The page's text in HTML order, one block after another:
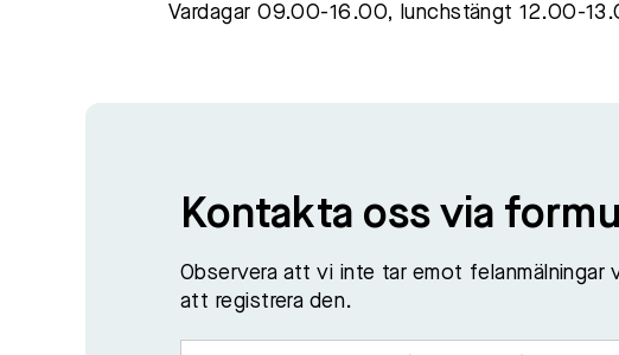
Vardagar 09.00-16.00, lunchstängt 12.00-
Kontakta oss via
Observera att vi inte tar emot felanmälningar
att registrera den.